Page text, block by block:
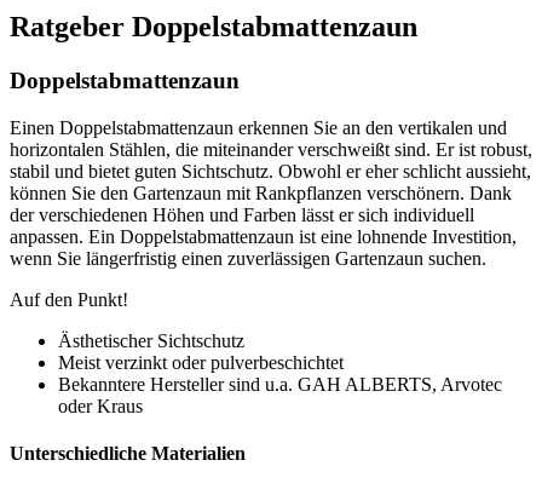
Ratgeber Doppelstabmattenzaun
Doppelstabmattenzaun
Einen Doppelstabmattenzaun erkennen Sie an den vertikalen und
horizontalen Stählen, die miteinander verschweißt sind. Er ist robust,
stabil und bietet guten Sichtschutz. Obwohl er eher schlicht aussieht,
können Sie den Gartenzaun mit Rankpflanzen verschönern. Dank
der verschiedenen Höhen und Farben lässt er sich individuell
anpassen. Ein Doppelstabmattenzaun ist eine lohnende Investition,
wenn Sie längerfristig einen zuverlässigen Gartenzaun suchen.
Auf den Punkt!
Ästhetischer Sichtschutz
Meist verzinkt oder pulverbeschichtet
Bekanntere Hersteller sind u.a. GAH ALBERTS, Arvotec
oder Kraus
Unterschiedliche Materialien